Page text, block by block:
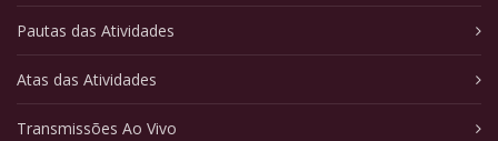
Pautas das Atividades
Atas das Atividades
Transmissões Ao Vivo